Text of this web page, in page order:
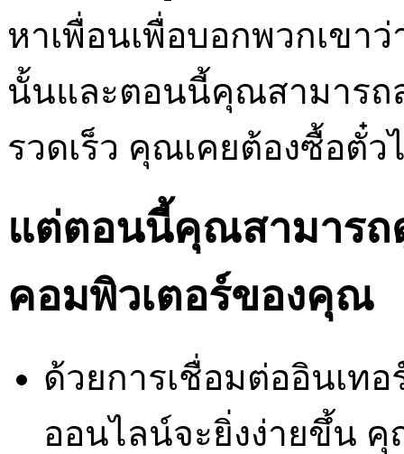
หาเพื่อนเพื่อบอกพวกเขา
นั้นและตอนนี้คุณสามารถส่
รวดเร็ว คุณเคยต้องซื้อตั๋
แต่ตอนนี้คุณสามารถ
คอมพิวเตอร์ของคุณ
ด้วยการเชื่อมต่ออินเท
ออนไลน์จะยิ่งง่ายขึ้น